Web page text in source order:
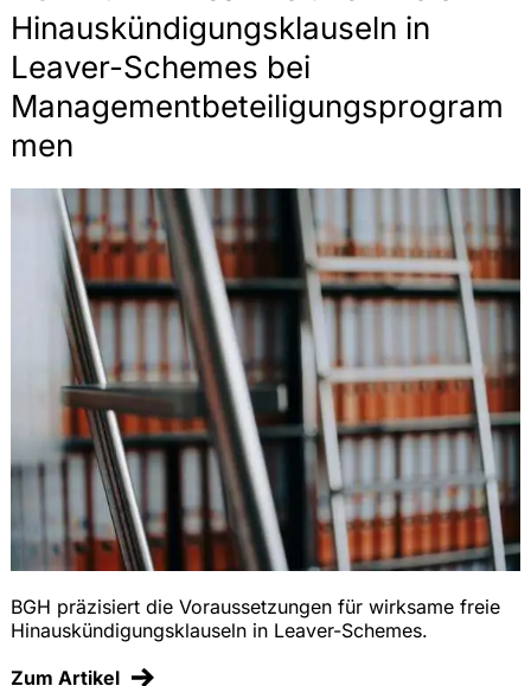
Hinauskündigungsklauseln in
Leaver-Schemes bei
Managementbeteiligungsprogram
men
BGH präzisiert die Voraussetzungen für wirksame freie
Hinauskündigungsklauseln in Leaver-Schemes.
Zum Artikel